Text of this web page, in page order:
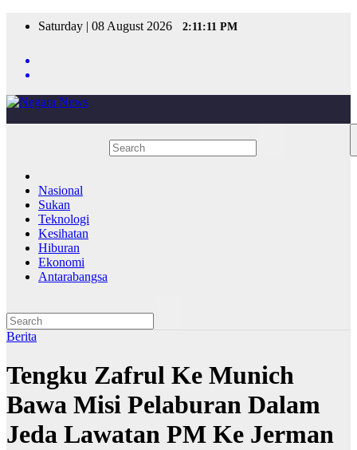
Saturday | 08 August 2026 2:11:11 PM
Nasional
Sukan
Teknologi
Kesihatan
Hiburan
Ekonomi
Antarabangsa
Berita
Tengku Zafrul Ke Munich
Bawa Misi Pelaburan Dalam
Jeda Lawatan PM Ke Jerman